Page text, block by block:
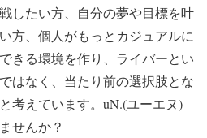
したい⽅、⾃分の夢や⽬標を叶
⽅、個⼈がもっとカジュアルに
きる環境を作り、ライバーとい
はなく、当たり前の選択肢とな
考えています。uN.(ユーエヌ)
せんか？